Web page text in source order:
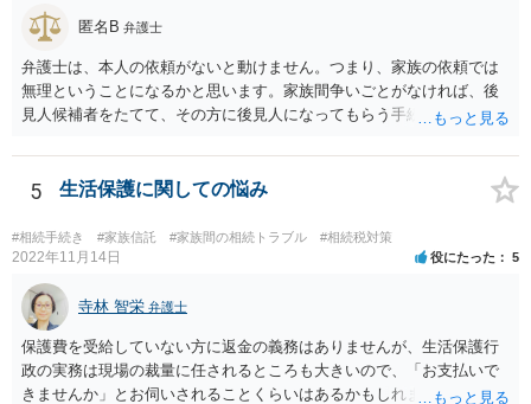
匿名B 弁護士
弁護士は、本人の依頼がないと動けません。つまり、家族の依頼では
無理ということになるかと思います。家族間争いごとがなければ、後
見人候補者をたてて、その方に後見人になってもらう手続をすすめた
5 生活保護に関しての悩み
#相続手続き #家族信託 #家族間の相続トラブル #相続税対策
2022年11月14日 役にたった 5
寺林 智栄 弁護士
保護費を受給していない方に返金の義務はありませんが、生活保護行
政の実務は現場の裁量に任されるところも大きいので、「お支払いで
きませんか」とお伺いされることくらいはあるかもしれません。 通報